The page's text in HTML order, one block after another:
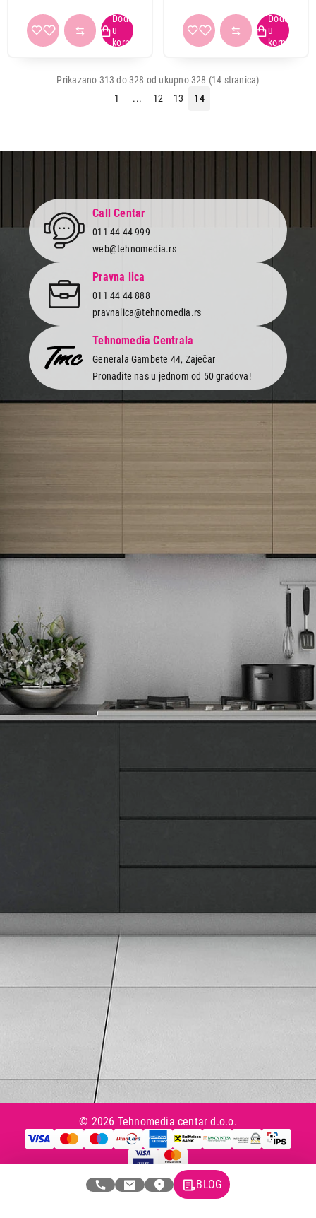
Prikazano 313 do 328 od ukupno 328 (14 stranica)
1
... 12 13 14
Call Centar
011 44 44 999
web@tehnomedia.rs
Pravna lica
011 44 44 888
pravnalica@tehnomedia.rs
Tehnomedia Centrala
Generala Gambete 44, Zaječar
Pronađite nas u jednom od 50 gradova!
Tehnomedia
O nama
Naše prodavnice
Korisnički servis
Reklamacije i servis
Pratite nas na društvenim mrežama
© 2026 Tehnomedia centar d.o.o.
BLOG